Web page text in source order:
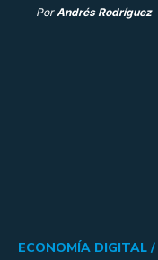
Por Andrés Rodríguez
ECONOMÍA DIGITAL /